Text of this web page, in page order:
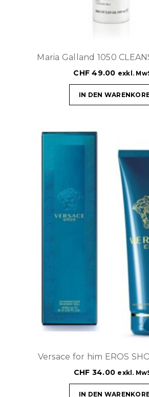
Maria Galland 1050
CHF 49.00 exkl.
IN DEN
Versace for him EROS
CHF 34.00 exkl.
IN DEN